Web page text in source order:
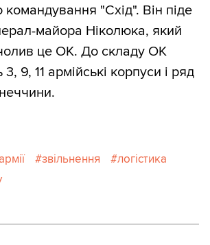
"Схід". Він піде
майора Ніколюка, який
це ОК. До складу ОК
9, 11 армійські корпуси і ряд
звільнення
логістика